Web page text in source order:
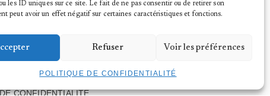
les ID uniques sur ce site. Le fait de ne pas consentir ou de retirer son
peut avoir un effet négatif sur certaines caractéristiques et fonctions.
Refuser Voir les préférences
POLITIQUE DE CONFIDENTIALITÉ
CONFIDENTIALITÉ